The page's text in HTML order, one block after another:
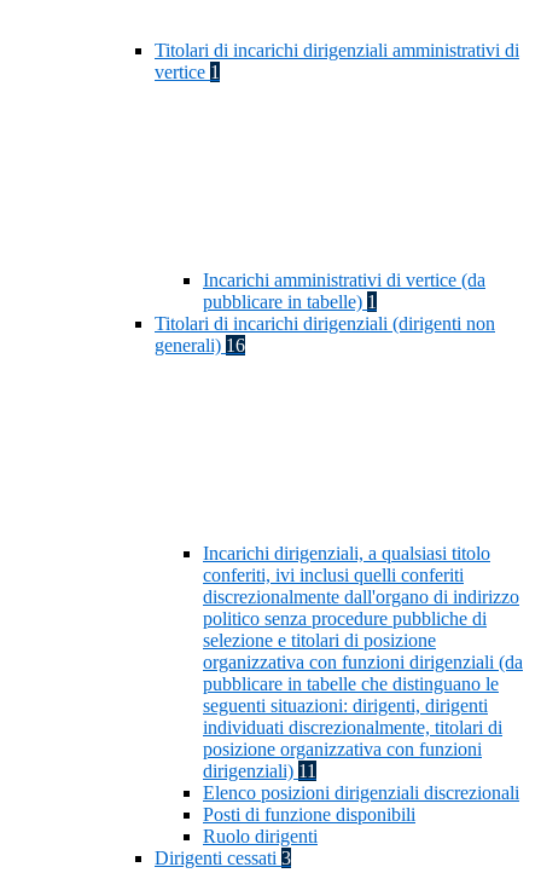
Titolari di incarichi dirigenziali amministrativi di
vertice 1
Incarichi amministrativi di vertice (da
pubblicare in tabelle) 1
Titolari di incarichi dirigenziali (dirigenti non
generali) 16
Incarichi dirigenziali, a qualsiasi titolo
conferiti, ivi inclusi quelli conferiti
discrezionalmente dall'organo di indirizzo
politico senza procedure pubbliche di
selezione e titolari di posizione
organizzativa con funzioni dirigenziali (da
pubblicare in tabelle che distinguano le
seguenti situazioni: dirigenti, dirigenti
individuati discrezionalmente, titolari di
posizione organizzativa con funzioni
dirigenziali) 11
Elenco posizioni dirigenziali discrezionali
Posti di funzione disponibili
Ruolo dirigenti
Dirigenti cessati 3